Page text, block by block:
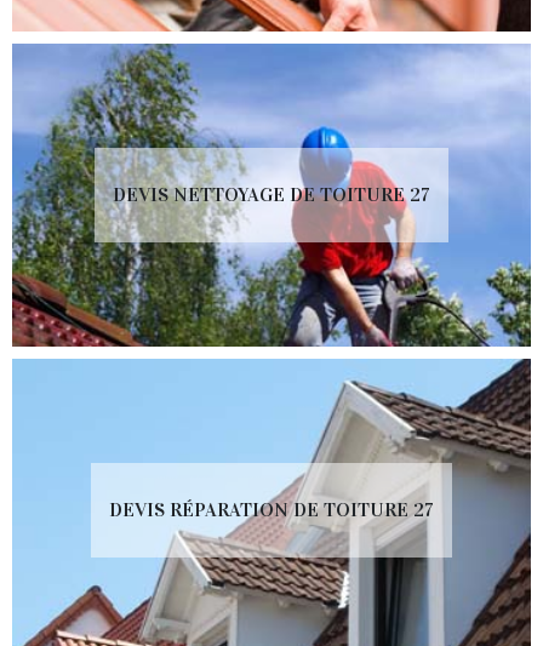
DEVIS NETTOYAGE DE TOITURE 27
DEVIS RÉPARATION DE TOITURE 27